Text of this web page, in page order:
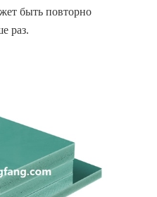
быть повторно
раз.